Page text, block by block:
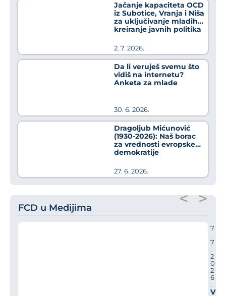
Jačanje kapaciteta OCD
iz Subotice, Vranja i Niša
za uključivanje mladih u
kreiranje javnih politika
2. 7. 2026.
Da li veruješ svemu što
vidiš na internetu?
Anketa za mlade
30. 6. 2026.
Dragoljub Mićunović
(1930-2026): Naš borac
za vrednosti evropske
demokratije
27. 6. 2026.
FCD u Medijima
7
.
7
.
2
0
2
6
.
V
< >